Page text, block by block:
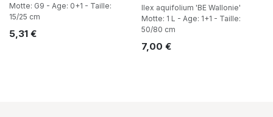
Motte: G9 - Age: 0+1 - Taille:
15/25 cm
5,31 €
Ilex aquifolium 'BE Wallonie'
Motte: 1 L - Age: 1+1 - Taille:
50/80 cm
7,00 €